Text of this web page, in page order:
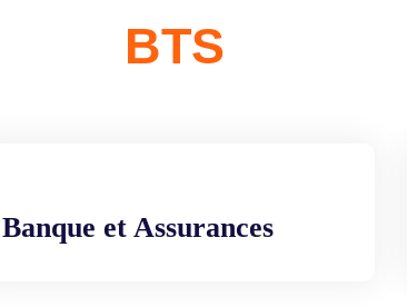
BTS
Banque et Assurances